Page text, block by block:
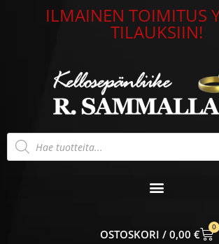
ILMAINEN TOIMITUS
TILAUKSIIN!
Products
search
0,00 €
0